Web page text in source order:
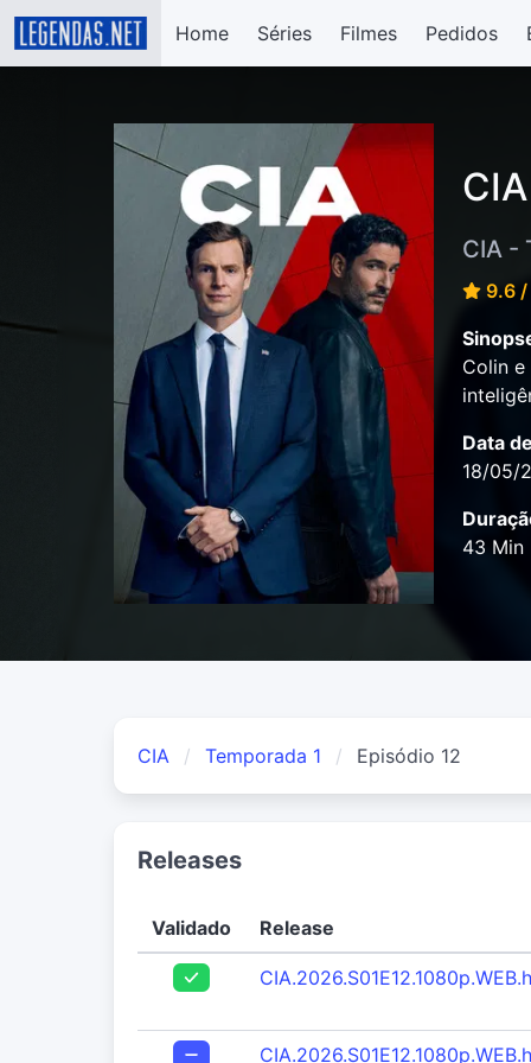
Home Séries Filmes Pedidos
CIA -
9.6 /
Colin
Data
18/05/
43 Min
CIA Temporada 1 Episódio 12
Releases
Validado Release